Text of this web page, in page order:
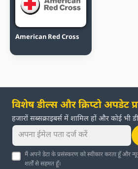
American Red Cross
विशेष डील्स और क्रिप्टो अपडेट
हजारों सब्सक्राइबर्स में शामिल हों और कोई भी
मैं अपने डेटा के प्रसंस्करण को स्वीकार करता हूँ और
शर्तों से सहमत हूँ।